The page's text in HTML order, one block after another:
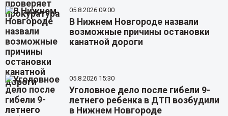
05.8.2026 09:00
В Нижнем Новгороде назвали
возможные причины остановки
канатной дороги
05.8.2026 15:30
Уголовное дело после гибели 9-
летнего ребенка в ДТП возбудили
в Нижнем Новгороде